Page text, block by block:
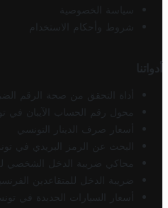
سياسة الخصوصية
شروط وأحكام الاستخدام
أدواتنا
أداة التحقق من صحة الرقم
محول رقم الحساب الآيبان في
أسعار صرف الدينار التونسي
البحث عن الرمز البريدي في
محاكي ضريبة الدخل الشخصي
ضريبة الدخل للمتقاعدين
أسعار السيارات الجديدة في